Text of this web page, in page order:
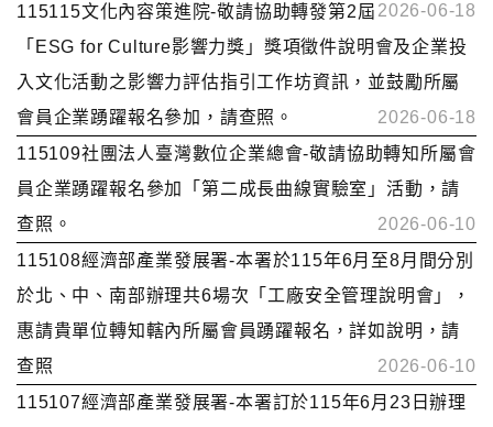
2026-06-18
115115文化內容策進院-敬請協助轉發第2屆
「ESG for Culture影響力獎」獎項徵件說明會及企業投
入文化活動之影響力評估指引工作坊資訊，並鼓勵所屬
會員企業踴躍報名參加，請查照。
2026-06-18
115109社團法人臺灣數位企業總會-敬請協助轉知所屬會
員企業踴躍報名參加「第二成長曲線實驗室」活動，請
查照。
2026-06-10
115108經濟部產業發展署-本署於115年6月至8月間分別
於北、中、南部辦理共6場次「工廠安全管理說明會」，
惠請貴單位轉知轄內所屬會員踴躍報名，詳如說明，請
查照
2026-06-10
115107經濟部產業發展署-本署訂於115年6月23日辦理